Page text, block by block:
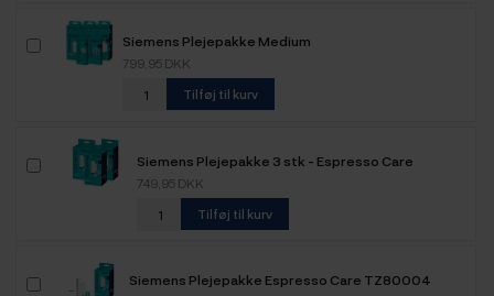
Siemens Plejepakke Medium
799,95 DKK
Tilføj til kurv
Siemens Plejepakke 3 stk - Espresso Care
TZ80004
749,95 DKK
Tilføj til kurv
Siemens Plejepakke Espresso Care TZ80004